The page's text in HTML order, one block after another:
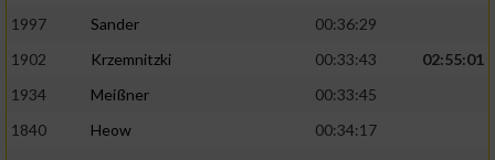
1997
Sander
00:36:29
1902
Krzemnitzki 00:33:43
02:55:01
1934
Meißner
00:33:45
1840
Heow
00:34:17